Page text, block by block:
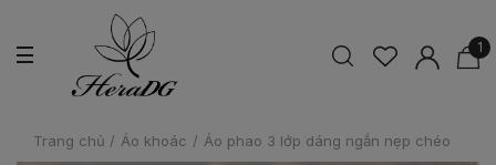
1
Trang chủ / Áo khoác / Áo phao 3 lớp dáng ngắn nẹp chéo